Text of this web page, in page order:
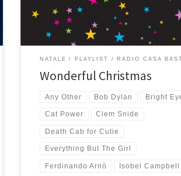
quelli più lontani invece la tecnologia mi dà
su Mixcloud, […]
NATALE PLAYLIST RADIO CASA
Wonderful Christmas
Any Other Bob Dylan Bright
Cat Power Clem Snide
Death Cab for Cutie
Everything But The Girl
Ferdinando Arnò Isobel Campbell